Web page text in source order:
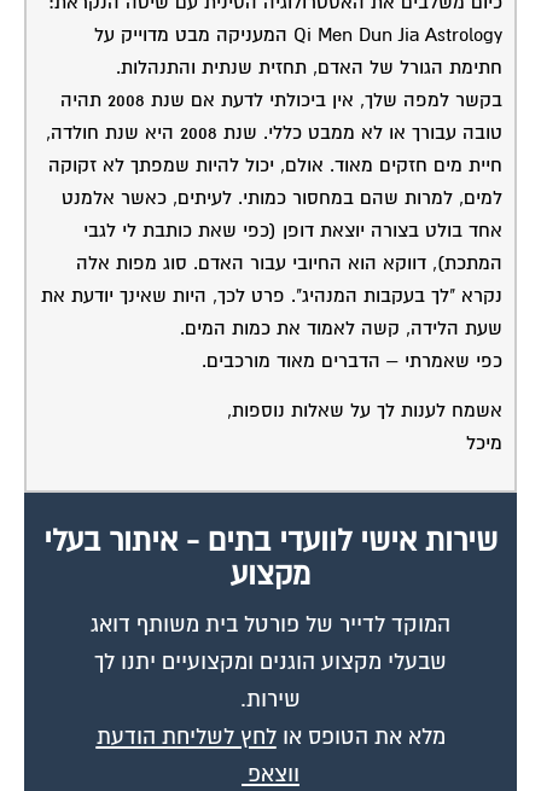
Qi Men Dun Jia Astrology המעניקה מבט מדוייק על
חתימת הגורל של האדם, תחזית שנתית והתנהלות.
בקשר למפה שלך, אין ביכולתי לדעת אם שנת 2008 תהיה
טובה עבורך או לא ממבט כללי. שנת 2008 היא שנת חולדה,
חיית מים חזקים מאוד. אולם, יכול להיות שמפתך לא זקוקה
למים, למרות שהם במחסור כמותי. לעיתים, כאשר אלמנט
אחד בולט בצורה יוצאת דופן (כפי שאת כותבת לי לגבי
המתכת), דווקא הוא החיובי עבור האדם. סוג מפות אלה
נקרא "לך בעקבות המנהיג". פרט לכך, היות שאינך יודעת את
שעת הלידה, קשה לאמוד את כמות המים.
כפי שאמרתי – הדברים מאוד מורכבים.
אשמח לענות לך על שאלות נוספות,
מיכל
שירות אישי לוועדי בתים - איתור בעלי
מקצוע
המוקד לדייר של פורטל בית משותף דואג
שבעלי מקצוע הוגנים ומקצועיים יתנו לך
שירות.
מלא את הטופס אולחץ לשליחת הודעת
ווצאפ